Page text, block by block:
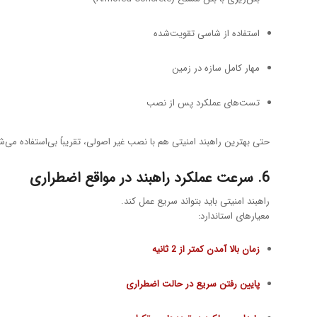
استفاده از شاسی تقویت‌شده
مهار کامل سازه در زمین
تست‌های عملکرد پس از نصب
حتی بهترین راهبند امنیتی هم با نصب غیر اصولی، تقریباً بی‌استفاده
6. سرعت عملکرد راهبند در مواقع اضطراری
راهبند امنیتی باید بتواند سریع عمل کند.
معیارهای استاندارد:
زمان بالا آمدن کمتر از 2 ثانیه
پایین رفتن سریع در حالت اضطراری